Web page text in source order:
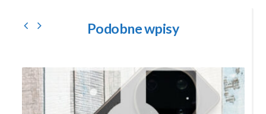
Podobne wpisy